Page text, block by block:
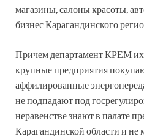
магазины, салоны красоты,
бизнес Карагандинского
Причем департамент КРЕМ их
крупные предприятия
аффилированные
не подпадают под
неравенстве знают в палате
Карагандинской области и не